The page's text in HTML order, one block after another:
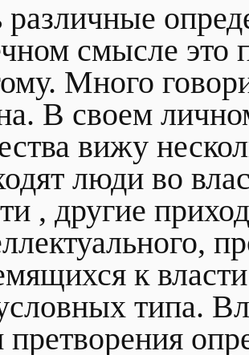
различные
смысле это
Много
В своем
вижу
люди во
, другие
к
типа.
претворения